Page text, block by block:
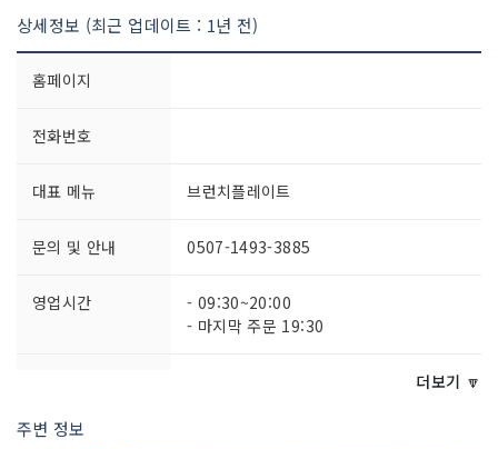
상세정보 (최근 업데이트 : 1년 전)
홈페이지
전화번호
대표 메뉴 브런치플레이트
문의 및 안내 0507-1493-3885
영업시간
- 09:30~20:00
- 마지막 주문 19:30
주차시설
더보기 🔽
주변 정보